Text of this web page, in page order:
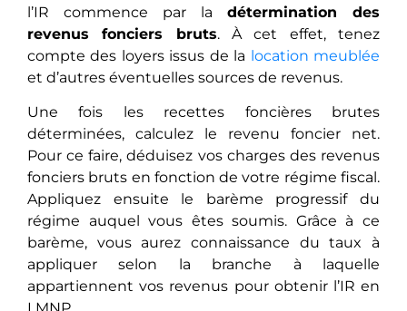
l’IR commence par la détermination des
revenus fonciers bruts. À cet effet, tenez
compte des loyers issus de la location meublée
et d’autres éventuelles sources de revenus.
Une fois les recettes foncières brutes
déterminées, calculez le revenu foncier net.
Pour ce faire, déduisez vos charges des revenus
fonciers bruts en fonction de votre régime fiscal.
Appliquez ensuite le barème progressif du
régime auquel vous êtes soumis. Grâce à ce
barème, vous aurez connaissance du taux à
appliquer selon la branche à laquelle
appartiennent vos revenus pour obtenir l’IR en